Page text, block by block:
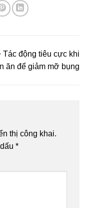
Tác động tiêu cực khi
ăn để giảm mỡ bụng
thị công khai.
*